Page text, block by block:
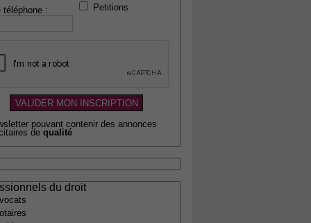
téléphone :
Petitions
pouvant contenir des annonces
de qualité
du droit